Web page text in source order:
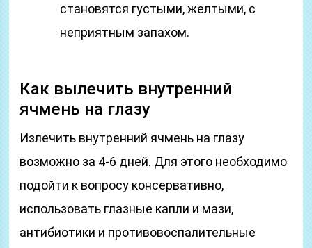
становятся густыми, желтыми, с
неприятным запахом.
Как вылечить внутренний
ячмень на глазу
Излечить внутренний ячмень на глазу
возможно за 4-6 дней. Для этого необходимо
подойти к вопросу консервативно,
использовать глазные капли и мази,
антибиотики и противовоспалительные